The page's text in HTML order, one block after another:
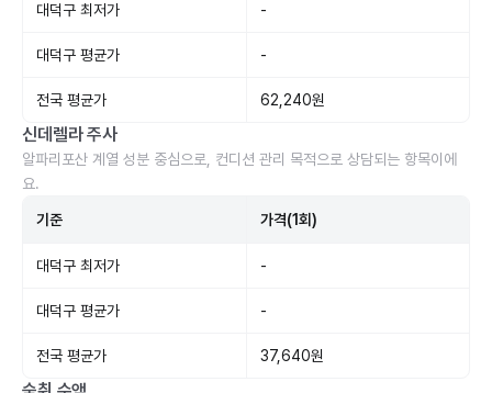
대덕구 최저가 -
대덕구 평균가 -
전국 평균가 62,240원
신데렐라 주사
알파리포산 계열 성분 중심으로, 컨디션 관리 목적으로 상담되는 항목이에
요.
기준 가격(1회)
대덕구 최저가 -
대덕구 평균가 -
전국 평균가 37,640원